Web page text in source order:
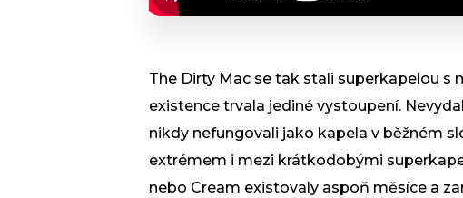
The Dirty Mac se tak stali superkapelou s
existence trvala jediné vystoupení.
nikdy nefungovali jako kapela v běžném
extrémem i mezi krátkodobými
nebo Cream existovaly aspoň měsíce a